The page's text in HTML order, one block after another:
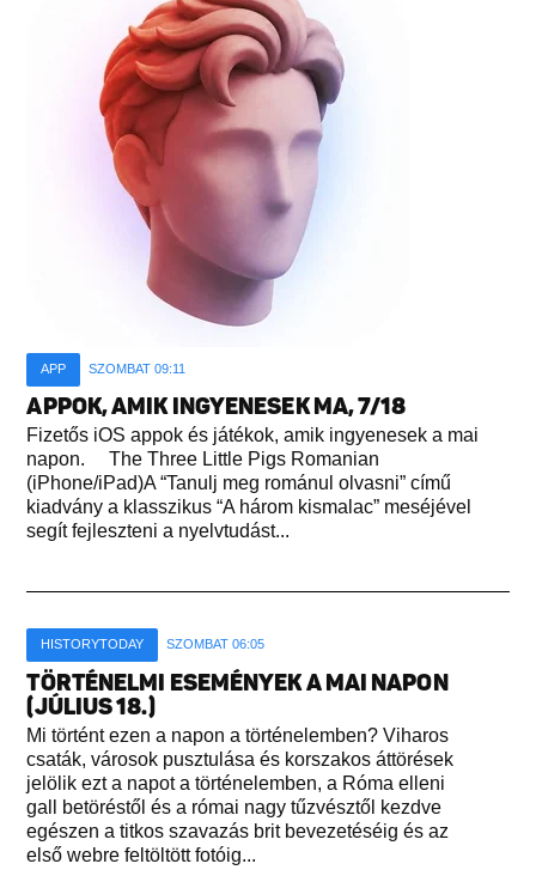
APP SZOMBAT 09:11
APPOK, AMIK INGYENESEK MA, 7/18
Fizetős iOS appok és játékok, amik ingyenesek a mai
napon. The Three Little Pigs Romanian
(iPhone/iPad)A “Tanulj meg románul olvasni” című
kiadvány a klasszikus “A három kismalac” meséjével
segít fejleszteni a nyelvtudást...
HISTORYTODAY SZOMBAT 06:05
TÖRTÉNELMI ESEMÉNYEK A MAI NAPON
(JÚLIUS 18.)
Mi történt ezen a napon a történelemben? Viharos
csaták, városok pusztulása és korszakos áttörések
jelölik ezt a napot a történelemben, a Róma elleni
gall betöréstől és a római nagy tűzvésztől kezdve
egészen a titkos szavazás brit bevezetéséig és az
első webre feltöltött fotóig...